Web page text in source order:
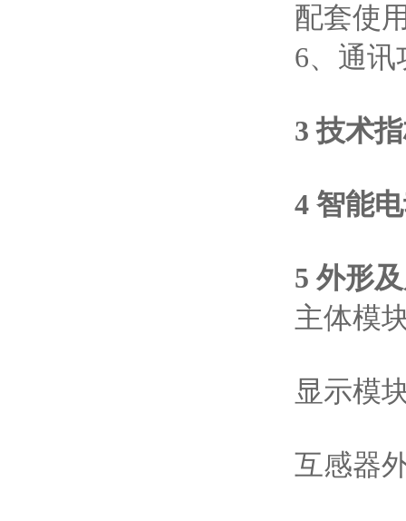
配套使
6、通讯
3 技术
4 智能
5 外形
主体模
显示模
互感器